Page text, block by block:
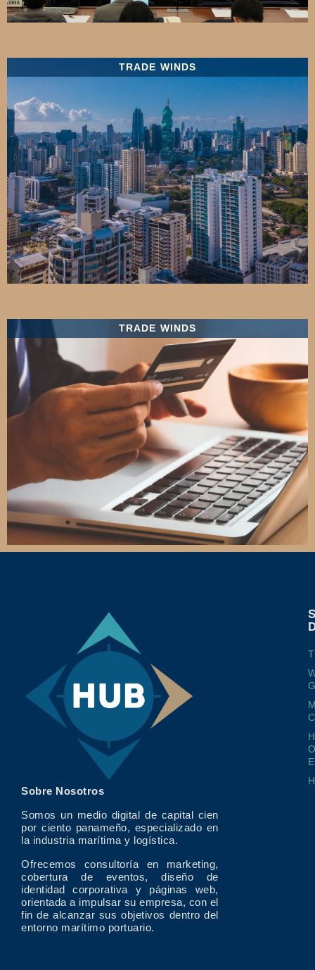
TRADE WINDS
TRADE WINDS
Sobre Nosotros
Somos un medio digital de capital cien
por ciento panameño, especializado en
la industria marítima y logística.
Ofrecemos consultoría en marketing,
cobertura de eventos, diseño de
identidad corporativa y páginas web,
orientada a impulsar su empresa, con el
fin de alcanzar sus objetivos dentro del
entorno marítimo portuario.